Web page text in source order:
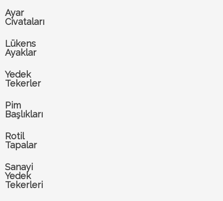
Ayar
Civataları
Lükens
Ayaklar
Yedek
Tekerler
Pim
Başlıkları
Rotil
Tapalar
Sanayi
Yedek
Tekerleri